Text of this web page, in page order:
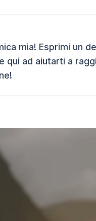
mia! Esprimi un
qui ad aiutarti a